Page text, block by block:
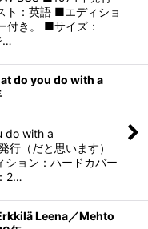
ト：英語 ■エディショ
付き。 ■サイズ：
…
do you do with a
do with a
行（だと思います）
ョン：ハードカバー
2…
Leena／Mehto